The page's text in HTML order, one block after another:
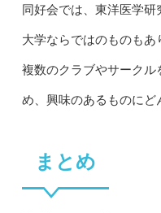
同好会では、東洋医学
大学ならではのものもあ
複数のクラブやサークル
め、興味のあるものにど
まとめ